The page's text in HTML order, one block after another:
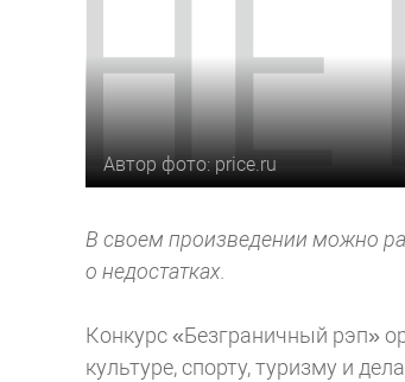
Автор фото: price.ru
В своем произведении можно
о недостатках.
Конкурс «Безграничный рэп»
культуре, спорту, туризму и